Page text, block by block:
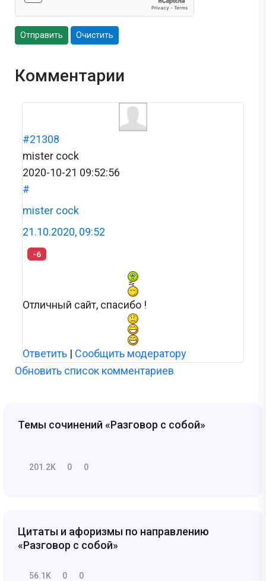
Отправить Очистить
Комментарии
#21308
mister cock
2020-10-21 09:52:56
#
mister cock
21.10.2020, 09:52
-6
Отличный сайт, спасибо !
Ответить | Сообщить модератору
Обновить список комментариев
Темы сочинений «Разговор с собой»
201.2K 0 0
Цитаты и афоризмы по направлению
«Разговор с собой»
56.1K 0 0